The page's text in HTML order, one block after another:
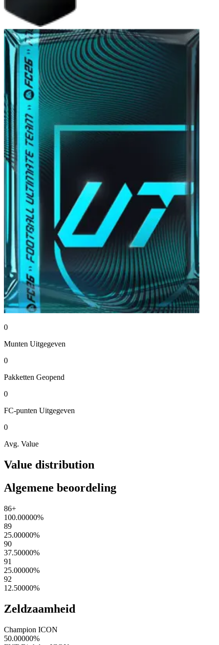
0
Munten Uitgegeven
0
Pakketten Geopend
0
FC-punten Uitgegeven
0
Avg. Value
Value distribution
Algemene beoordeling
86+
100.00000%
89
25.00000%
90
37.50000%
91
25.00000%
92
12.50000%
Zeldzaamheid
Champion ICON
50.00000%